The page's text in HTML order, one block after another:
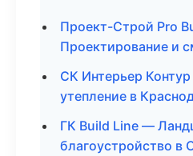
Проект-Строй Pro
Проектирование и
СК Интерьер
утепление в
ГК Build Line —
благоустройство в